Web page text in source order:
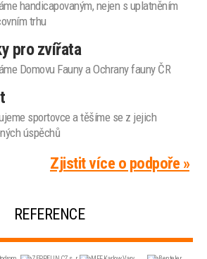
handicapovaným, nejen s uplatněním
trhu
pro zvířata
Domovu Fauny a Ochrany fauny ČR
sportovce a těšíme se z jejich
úspěchů
Zjistit více o podpoře »
REFERENCE